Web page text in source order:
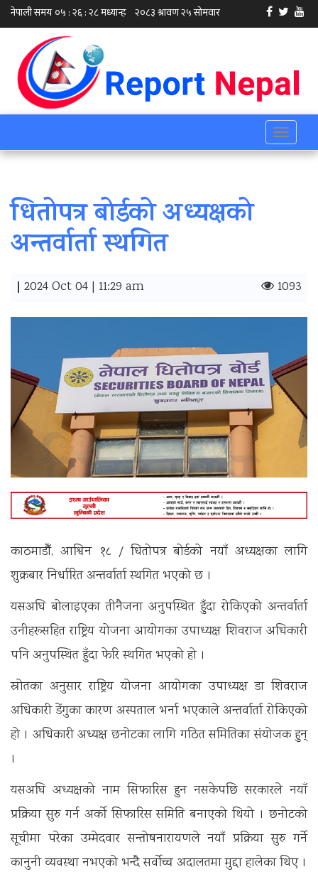
Toggle
धितोपत्र बोर्डको अध्यक्षको
अन्तर्वार्ता स्थगित
| 2024 Oct 04 | 11:29 am 1093
काठमाडौँ, आश्विन १८ / धितोपत्र बोर्डको नयाँ अध्यक्षका लागि
शुक्रबार निर्धारित अन्तर्वार्ता स्थगित भएको छ ।
यसअघि बोलाइएका तीनैजना अनुपस्थित हुँदा रोकिएको अन्तर्वार्ता
उनीहरूसहित राष्ट्रिय योजना आयोगका उपाध्यक्ष शिवराज अधिकारी
पनि अनुपस्थित हुँदा फेरि स्थगित भएको हो ।
स्रोतका अनुसार राष्ट्रिय योजना आयोगका उपाध्यक्ष डा शिवराज
अधिकारी डेंगुका कारण अस्पताल भर्ना भएकाले अन्तर्वार्ता रोकिएको
हो । अधिकारी अध्यक्ष छनोटका लागि गठित समितिका संयोजक हुन्
।
यसअघि अध्यक्षको नाम सिफारिस हुन नसकेपछि सरकारले नयाँ
प्रक्रिया सुरु गर्न अर्को सिफारिस समिति बनाएको थियो । छनोटको
सूचीमा परेका उम्मेदवार सन्तोषनारायणले नयाँ प्रक्रिया सुरु गर्ने
कानुनी व्यवस्था नभएको भन्दै सर्वोच्च अदालतमा मुद्दा हालेका थिए ।